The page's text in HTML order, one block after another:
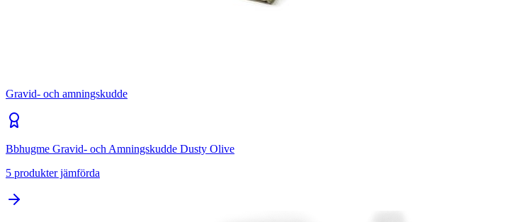
Gravid- och amningskudde
Bbhugme Gravid- och Amningskudde Dusty Olive
5 produkter jämförda